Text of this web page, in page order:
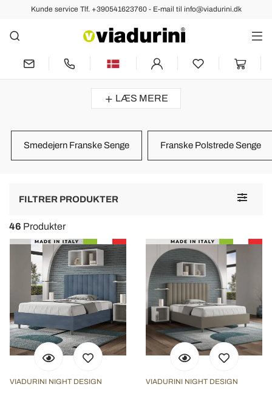
Kunde service Tlf. +390541623760 - E-mail til info@viadurini.dk
Fransk Seng - Made in Italy
Fransk senglavet med materialer af høj kvalitet til at indrette
LÆS MERE
Smedejern Franske Senge Franske Polstrede Senge
Toggle
FILTRER PRODUKTER
46 Produkter
VIADURINI NIGHT DESIGN VIADURINI NIGHT DESIGN